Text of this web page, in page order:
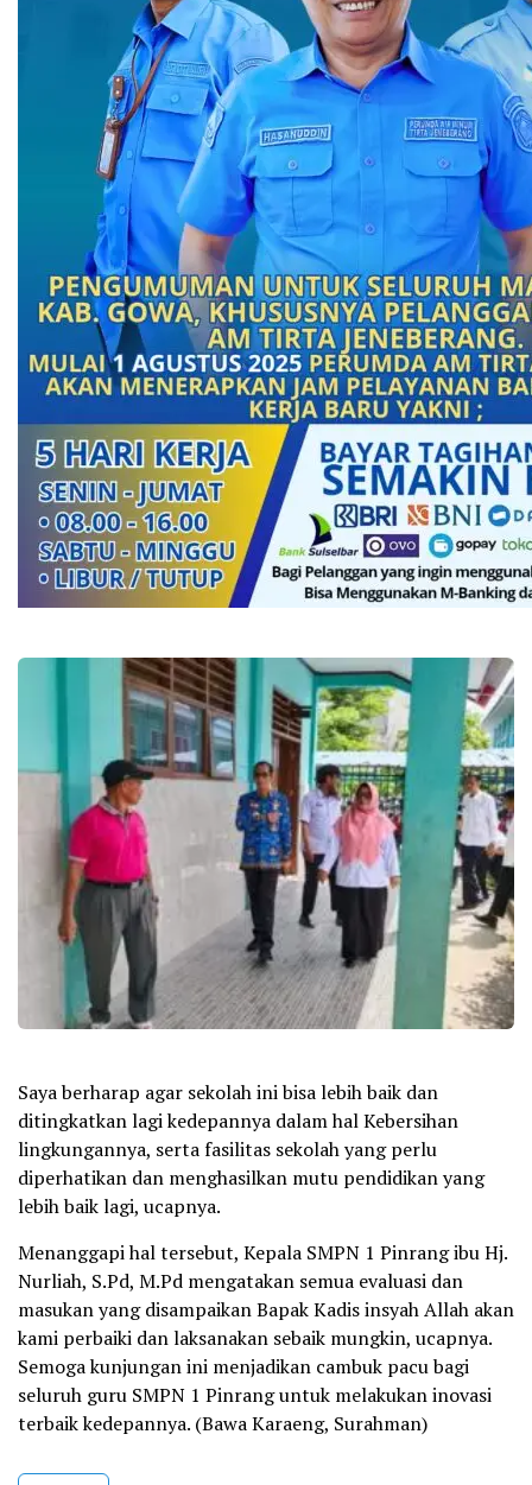
Saya berharap agar sekolah ini bisa lebih baik dan
ditingkatkan lagi kedepannya dalam hal Kebersihan
lingkungannya, serta fasilitas sekolah yang perlu
diperhatikan dan menghasilkan mutu pendidikan yang
lebih baik lagi, ucapnya.
Menanggapi hal tersebut, Kepala SMPN 1 Pinrang ibu Hj.
Nurliah, S.Pd, M.Pd mengatakan semua evaluasi dan
masukan yang disampaikan Bapak Kadis insyah Allah akan
kami perbaiki dan laksanakan sebaik mungkin, ucapnya.
Semoga kunjungan ini menjadikan cambuk pacu bagi
seluruh guru SMPN 1 Pinrang untuk melakukan inovasi
terbaik kedepannya. (Bawa Karaeng, Surahman)